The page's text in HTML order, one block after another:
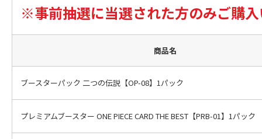
※事前抽選に当選された方のみご購
商品名
ブースターパック 二つの伝説【OP-08】1パック
プレミアムブースター ONE PIECE CARD THE BEST【PRB-01】1パック